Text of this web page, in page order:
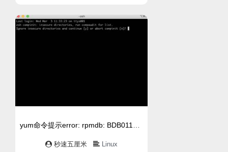
秒速五厘米 Linux